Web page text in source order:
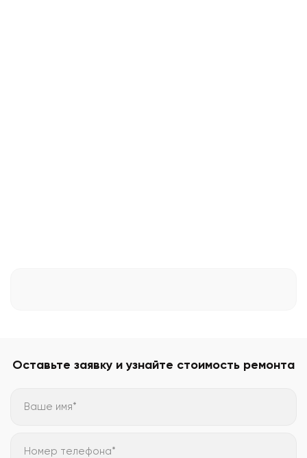
Оставьте заявку и узнайте стоимость ремонта
Ваше имя*
Номер телефона*